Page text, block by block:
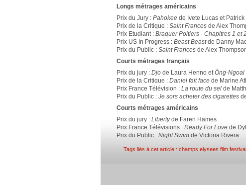
Longs métrages américains
Prix du Jury : Pahokee de Ivete Lucas et Patrick
Prix de la Critique : Saint Frances de Alex
Prix Etudiant : Braquer Poitiers - Chapitres 1 et
Prix US In Progress : Beast Beastde Danny
Prix du Public : Saint Frances de Alex
Courts métrages français
Prix du jury : Djo de Laura Henno etÔng-Ngoai
Prix de la Critique : Daniel fait face de Marine
Prix France Télévision : La route du sel de
Prix du Public : Je sors acheter des cigarettes
Courts métrages américains
Prix du jury : Libertyde Faren Hames
Prix France Télévisions : Ready For Love de
Prix du Public : Night Swim de Victoria Rivera
Tags liés à cet article : champs elysees film